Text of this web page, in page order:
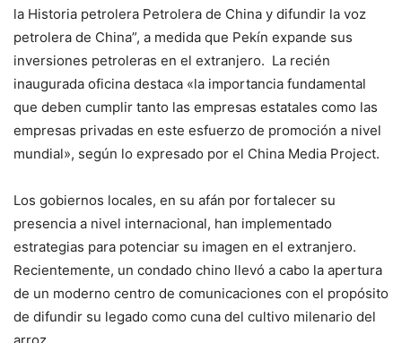
la Historia petrolera Petrolera de China y difundir la voz
petrolera de China”, a medida que Pekín expande sus
inversiones petroleras en el extranjero. La recién
inaugurada oficina destaca «la importancia fundamental
que deben cumplir tanto las empresas estatales como las
empresas privadas en este esfuerzo de promoción a nivel
mundial», según lo expresado por el China Media Project.
Los gobiernos locales, en su afán por fortalecer su
presencia a nivel internacional, han implementado
estrategias para potenciar su imagen en el extranjero.
Recientemente, un condado chino llevó a cabo la apertura
de un moderno centro de comunicaciones con el propósito
de difundir su legado como cuna del cultivo milenario del